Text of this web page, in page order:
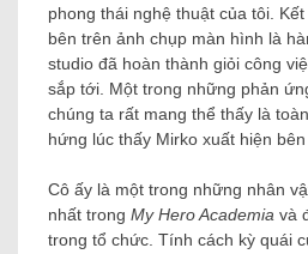
phong thái nghệ thuật của tôi.
bên trên ảnh chụp màn hình là
studio đã hoàn thành giỏi công
sắp tới. Một trong những phản
chúng ta rất mang thể thấy là
hứng lúc thấy Mirko xuất hiện
Cô ấy là một trong những nhân
nhất trong My Hero Academia và
trong tổ chức. Tính cách kỳ quái